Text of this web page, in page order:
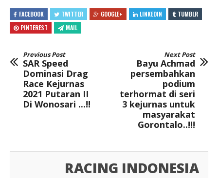
FACEBOOK TWITTER GOOGLE+ LINKEDIN
TUMBLR
PINTEREST
MAIL
Previous Post
SAR Speed
Dominasi Drag
Race Kejurnas
2021 Putaran II
Di Wonosari ...!!
Next Post
Bayu Achmad
persembahkan
podium
terhormat di seri
3 kejurnas untuk
masyarakat
Gorontalo..!!!
RACING INDONESIA